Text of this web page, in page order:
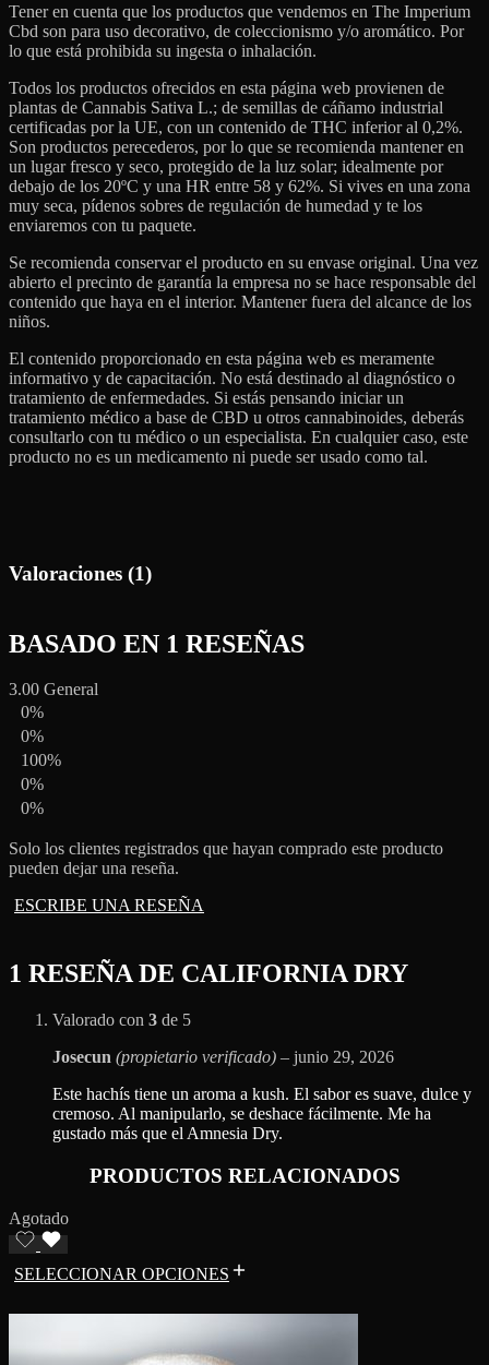
Tener en cuenta que los productos que vendemos en The Imperium
Cbd son para uso decorativo, de coleccionismo y/o aromático. Por
lo que está prohibida su ingesta o inhalación.
Todos los productos ofrecidos en esta página web provienen de
plantas de Cannabis Sativa L.; de semillas de cáñamo industrial
certificadas por la UE, con un contenido de THC inferior al 0,2%.
Son productos perecederos, por lo que se recomienda mantener en
un lugar fresco y seco, protegido de la luz solar; idealmente por
debajo de los 20ºC y una HR entre 58 y 62%. Si vives en una zona
muy seca, pídenos sobres de regulación de humedad y te los
enviaremos con tu paquete.
Se recomienda conservar el producto en su envase original. Una vez
abierto el precinto de garantía la empresa no se hace responsable del
contenido que haya en el interior. Mantener fuera del alcance de los
niños.
El contenido proporcionado en esta página web es meramente
informativo y de capacitación. No está destinado al diagnóstico o
tratamiento de enfermedades. Si estás pensando iniciar un
tratamiento médico a base de CBD u otros cannabinoides, deberás
consultarlo con tu médico o un especialista. En cualquier caso, este
producto no es un medicamento ni puede ser usado como tal.
Valoraciones (1)
BASADO EN 1 RESEÑAS
3.00 General
0%
0%
100%
0%
0%
Solo los clientes registrados que hayan comprado este producto
pueden dejar una reseña.
ESCRIBE UNA RESEÑA
1 RESEÑA DE CALIFORNIA DRY
Valorado con 3 de 5
Josecun (propietario verificado) – junio 29, 2026
Este hachís tiene un aroma a kush. El sabor es suave, dulce y
cremoso. Al manipularlo, se deshace fácilmente. Me ha
gustado más que el Amnesia Dry.
PRODUCTOS RELACIONADOS
Agotado
SELECCIONAR OPCIONES